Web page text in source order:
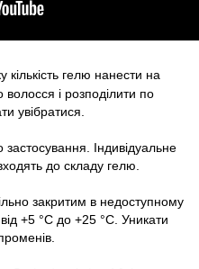
кількість гелю нанести на
і розподілити по
увібратися.
застосування. Індивідуальне
до складу гелю.
закритим в недоступному
+5 °С до +25 °С. Уникати